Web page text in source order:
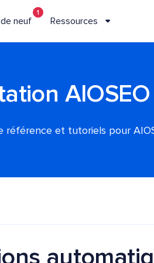
neuf
1
Ressources
AIOSEO
référence et tutoriels pour